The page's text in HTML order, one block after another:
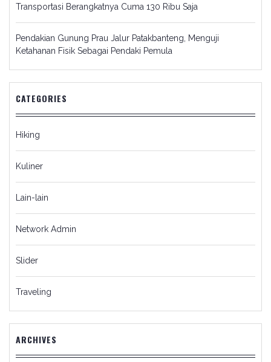
Transportasi Berangkatnya Cuma 130 Ribu Saja
Pendakian Gunung Prau Jalur Patakbanteng, Menguji
Ketahanan Fisik Sebagai Pendaki Pemula
CATEGORIES
Hiking
Kuliner
Lain-lain
Network Admin
Slider
Traveling
ARCHIVES